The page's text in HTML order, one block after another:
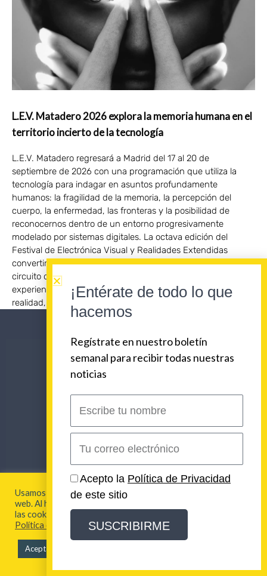
L.E.V. Matadero 2026 explora la memoria humana en el
territorio incierto de la tecnología
L.E.V. Matadero regresará a Madrid del 17 al 20 de
septiembre de 2026 con una programación que utiliza la
tecnología para indagar en asuntos profundamente
humanos: la fragilidad de la memoria, la percepción del
cuerpo, la enfermedad, las fronteras y la posibilidad de
reconocernos dentro de un entorno progresivamente
modelado por sistemas digitales. La octava edición del
Festival de Electrónica Visual y Realidades Extendidas
convertirá distintos espacios de Matadero Madrid en un
circuito de conciertos, performances, instalaciones y
experiencias XR donde lo virtual no pretende sustituir la
realidad, sino revelar algunas de sus zonas más inestables.
ENLACES CORPORATIVOS
NOSOTROS
PLAN DE COMUNICACIONES 360
SERVICIOS
Usamos cookies para brindarte la mejor experiencia en esta
web. Al hacer clic en "Aceptar todo", acepta el uso de TODAS
las cookies. Para más información visita nuestra
Política de Cookies
Aceptar todo
¡Entérate de todo lo que
hacemos
Regístrate en nuestro boletín
semanal para recibir todas nuestras
noticias
nombre
electrónico
Acepto la Política de Privacidad
de este sitio
SUSCRIBIRME